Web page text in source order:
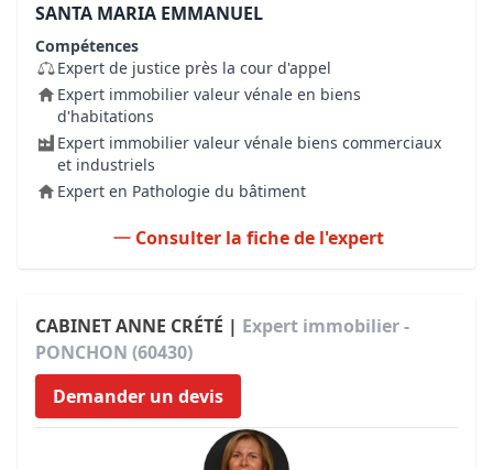
SANTA MARIA EMMANUEL
Compétences
Expert de justice près la cour d'appel
Expert immobilier valeur vénale en biens
d'habitations
Expert immobilier valeur vénale biens commerciaux
et industriels
Expert en Pathologie du bâtiment
Consulter la fiche de l'expert
CABINET ANNE CRÉTÉ | Expert immobilier -
PONCHON (60430)
Demander un devis